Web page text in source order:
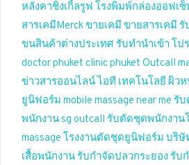
หลังคาชิงเกิ้ลรูฟ โรงพิมพ์กล่องออฟเซ็
สารเคมีMerckขายเคมี ขายสารเคมี รั
ขนสินค้าต่างประเทศ รับทำนำเข้า โป
doctor phuket clinic phuket Outcall
ข่าวสารออนไลน์ ไอที เทคโนโลยี ผิว
ยูนิฟอร์ม mobile massage near me รั
พนักงาน sg outcall รับตัดชุดพนักงาน
massage โรงงานตัดชุดยูนิฟอร์ม บริษั
เสื้อพนักงาน รับกำจัดปลวกระยอง รับ